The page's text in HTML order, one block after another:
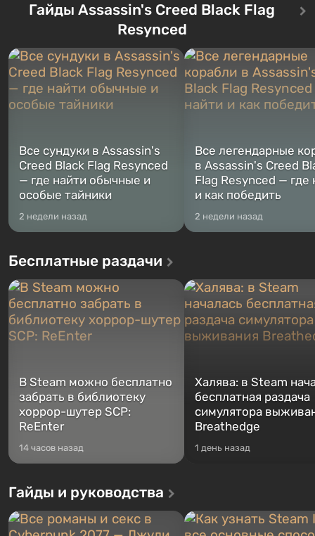
Впервые игра расскажет историю
Тревора и Франклина, между
которыми вы сможете
переключаться в любое время.
Жанр и...
76, первого среди
Оно же, по задумке
первым после того, как на
Америку упадут ядерные
Место действия Fallout...
Гайды Assassin's Creed Black Flag
Resynced
Все сундуки в Assassin's
Creed Black Flag Resynced
— где найти обычные и
особые тайники
2 недели назад
Все легендарные
в Assassin's Creed
Flag Resynced — где
и как победить
2 недели назад
Бесплатные раздачи
В Steam можно бесплатно
забрать в библиотеку
хоррор-шутер SCP:
ReEnter
14 часов назад
Халява: в Steam
бесплатная раздача
симулятора
Breathedge
1 день назад
Гайды и руководства